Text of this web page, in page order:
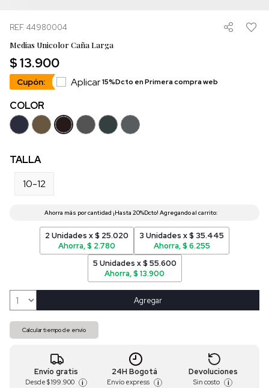
REF. 44980004
Medias Unicolor Caña Larga
$ 13.900
Cupón: Aplicar15%Dcto en Primera compra web
COLOR
TALLA
10-12
2 Unidades x $ 25.020
Ahorra, $ 2.780
3 Unidades x $ 35.445
Ahorra, $ 6.255
5 Unidades x $ 55.600
Ahorra, $ 13.900
Agregar
Calcular tiempo de envío
Envío gratis
Desde $ 199.900 i
24H Bogotá
Envío express i
Devoluciones
Sin costo i